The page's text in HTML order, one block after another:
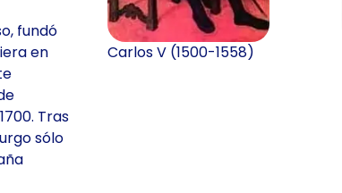
fundó
en
Tras
sólo
Carlos V (1500-1558)